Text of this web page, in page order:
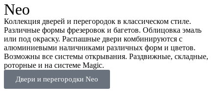
Neo
Коллекция дверей и перегородок в классическом стиле.
Различные формы фрезеровок и багетов. Облицовка эмаль
или под окраску. Распашные двери комбинируются с
алюминиевыми наличниками различных форм и цветов.
Возможны все системы открывания. Раздвижные, складные,
роторные и на системе Magic.
Двери и перегородки Neo